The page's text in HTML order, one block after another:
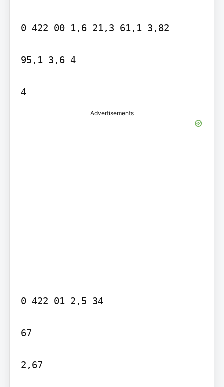
0 422 00 1,6 21,3 61,1 3,82
95,1 3,6 4
4
Advertisements
0 422 01 2,5 34
67
2,67